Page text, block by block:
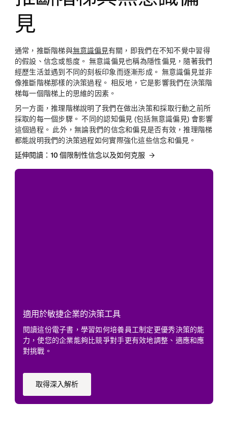
見
通常，推斷階梯與無意識偏見有關，即我們在不知不覺中習得
的假設、信念或態度。 無意識偏見也稱為隱性偏見，隨著我們
經歷生活並遇到不同的刻板印象而逐漸形成。 無意識偏見並非
像推斷階梯那樣的決策過程。 相反地，它是影響我們在決策階
梯每一個階梯上的思維的因素。
另一方面，推理階梯說明了我們在做出決策和採取行動之前所
採取的每一個步驟。 不同的認知偏見 (包括無意識偏見) 會影響
這個過程。 此外，無論我們的信念和偏見是否有效，推理階梯
都能說明我們的決策過程如何實際強化這些信念和偏見。
延伸閱讀：10 個限制性信念以及如何克服
適用於敏捷企業的決策工具
閱讀這份電子書，學習如何培養員工制定更優秀決策的能
力，使您的企業能夠比競爭對手更有效地調整、適應和應
對挑戰。
取得深入解析